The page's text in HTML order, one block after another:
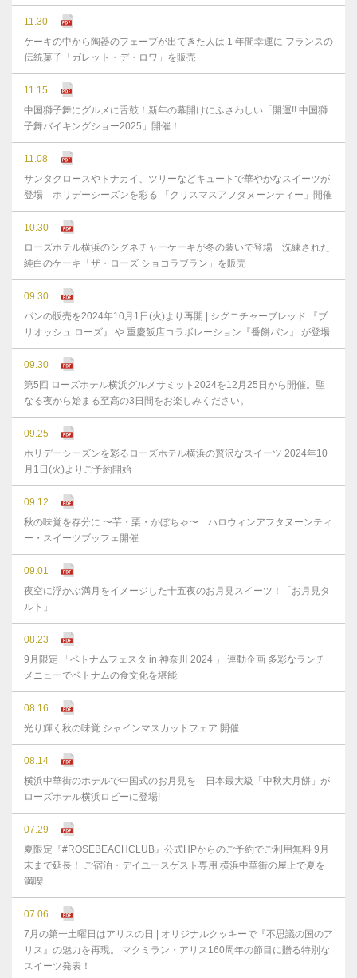
11.30
ケーキの中から陶器のフェーブが出てきた人は 1 年間幸運に フランスの
伝統菓子「ガレット・デ・ロワ」を販売
11.15
中国獅子舞にグルメに舌鼓！新年の幕開けにふさわしい「開運!! 中国獅
子舞バイキングショー2025」開催！
11.08
サンタクロースやトナカイ、ツリーなどキュートで華やかなスイーツが
登場 ホリデーシーズンを彩る 「クリスマスアフタヌーンティー」開催
10.30
ローズホテル横浜のシグネチャーケーキが冬の装いで登場 洗練された
純白のケーキ「ザ・ローズ ショコラブラン」を販売
09.30
パンの販売を2024年10月1日(火)より再開 | シグニチャーブレッド 『ブ
リオッシュ ローズ』 や 重慶飯店コラボレーション『番餅パン』 が登場
09.30
第5回 ローズホテル横浜グルメサミット2024を12月25日から開催。聖
なる夜から始まる至高の3日間をお楽しみください。
09.25
ホリデーシーズンを彩るローズホテル横浜の贅沢なスイーツ 2024年10
月1日(火)よりご予約開始
09.12
秋の味覚を存分に 〜芋・栗・かぼちゃ〜 ハロウィンアフタヌーンティ
ー・スイーツブッフェ開催
09.01
夜空に浮かぶ満月をイメージした十五夜のお月見スイーツ！「お月見タ
ルト」
08.23
9月限定 「ベトナムフェスタ in 神奈川 2024 」 連動企画 多彩なランチ
メニューでベトナムの食文化を堪能
08.16
光り輝く秋の味覚 シャインマスカットフェア 開催
08.14
横浜中華街のホテルで中国式のお月見を 日本最大級「中秋大月餅」が
ローズホテル横浜ロビーに登場!
07.29
夏限定『#ROSEBEACHCLUB』公式HPからのご予約でご利用無料 9月
末まで延⻑！ ご宿泊・デイユースゲスト専用 横浜中華街の屋上で夏を
満喫
07.06
7月の第一土曜日はアリスの日 | オリジナルクッキーで『不思議の国のア
リス』の魅力を再現。 マクミラン・アリス160周年の節目に贈る特別な
スイーツ発表！